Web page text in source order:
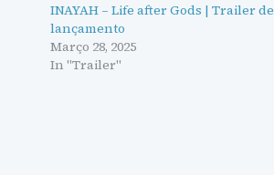
INAYAH – Life after Gods | Trailer de
lançamento
Março 28, 2025
In "Trailer"